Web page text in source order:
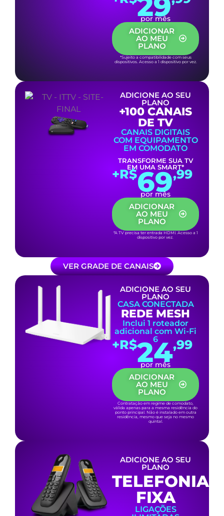
por mês
ADICIONAR
AO MEU
PLANO
*Sujeito a compatibilidade com seus
dispositivos. Acesso a 1 dispositivo por vez.
ADICIONE AO SEU
PLANO
+100 CANAIS
DE TV
CANAIS DIGITAIS
COM EQUIPAMENTO
EM COMODATO
TRANSFORME SUA TV
EM UMA SMART*
+R$69,99
por mês
ADICIONAR
AO MEU
PLANO
*A TV precisa ter entrada HDMI. Acesso a 1
dispositivo por vez.
VER GRADE DE CANAIS
ADICIONE AO SEU
PLANO
CASA CONECTADA
REDE MESH
Inclui 1 roteador
adicional com Wi-Fi
6
+R$24,99
por mês
ADICIONAR
AO MEU
PLANO
Contratação em regime de comodato,
válida apenas para a mesma residência do
ponto principal. Não é instalado em outra
residência, mesmo que seja no mesmo
quintal.
ADICIONE AO SEU
PLANO
TELEFONIA
FIXA
LIGAÇÕES